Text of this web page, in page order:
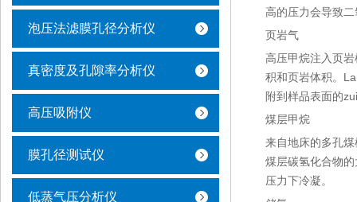
泡压法滤膜孔径分析仪
真密度及孔隙率分析仪
高压吸附仪
膜孔径测试仪
低蒸气压分析仪
高的压力会导致
页岩气
高压甲烷注入页
积和页岩体积。
附到样品表面的
煤层甲烷
来自地床的多孔
煤层碳氢化合物
压力下冷凝。